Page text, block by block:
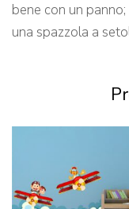
bene con un
una spazzola a